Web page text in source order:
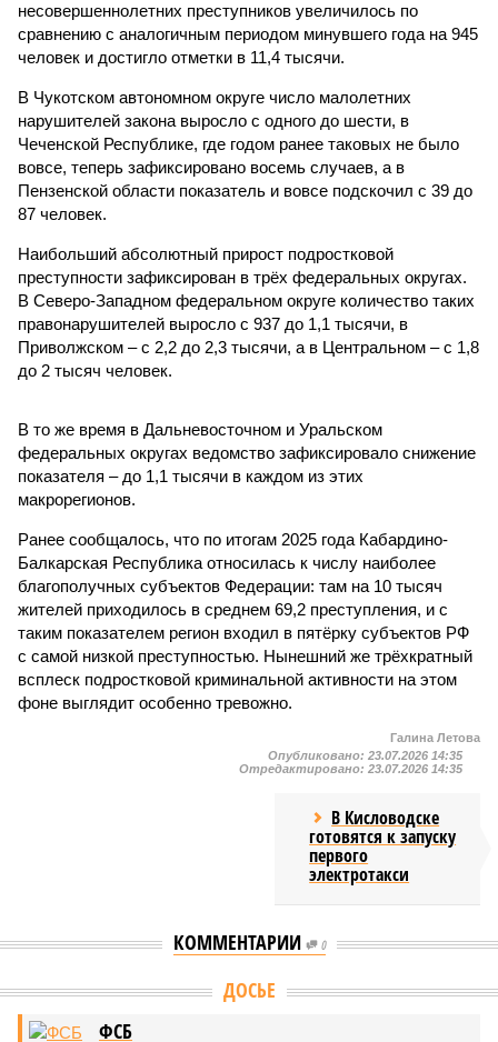
несовершеннолетних преступников увеличилось по
сравнению с аналогичным периодом минувшего года на 945
человек и достигло отметки в 11,4 тысячи.
В Чукотском автономном округе число малолетних
нарушителей закона выросло с одного до шести, в
Чеченской Республике, где годом ранее таковых не было
вовсе, теперь зафиксировано восемь случаев, а в
Пензенской области показатель и вовсе подскочил с 39 до
87 человек.
Наибольший абсолютный прирост подростковой
преступности зафиксирован в трёх федеральных округах.
В Северо-Западном федеральном округе количество таких
правонарушителей выросло с 937 до 1,1 тысячи, в
Приволжском – с 2,2 до 2,3 тысячи, а в Центральном – с 1,8
до 2 тысяч человек.
В то же время в Дальневосточном и Уральском
федеральных округах ведомство зафиксировало снижение
показателя – до 1,1 тысячи в каждом из этих
макрорегионов.
Ранее сообщалось, что по итогам 2025 года Кабардино-
Балкарская Республика относилась к числу наиболее
благополучных субъектов Федерации: там на 10 тысяч
жителей приходилось в среднем 69,2 преступления, и с
таким показателем регион входил в пятёрку субъектов РФ
с самой низкой преступностью. Нынешний же трёхкратный
всплеск подростковой криминальной активности на этом
фоне выглядит особенно тревожно.
Галина Летова
Опубликовано: 23.07.2026 14:35
Отредактировано: 23.07.2026 14:35
В Кисловодске
готовятся к запуску
первого
электротакси
КОММЕНТАРИИ 0
Версия //Общество //В Дагестане после ливней 18 сёл остаются без